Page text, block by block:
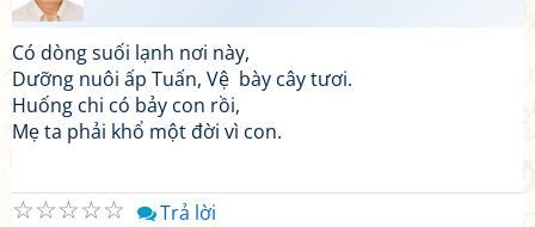
Có dòng suối lạnh nơi này,
Dưỡng nuôi ấp Tuấn, Vệ bày cây tươi.
Huống chi có bảy con rồi,
Mẹ ta phải khổ một đời vì con.
☆
☆
☆
☆
☆ Trả lời